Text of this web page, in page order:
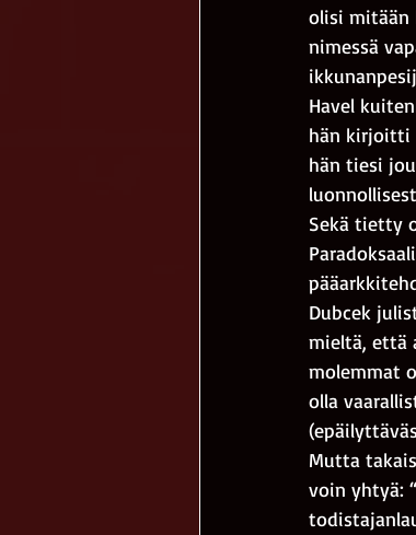
olisi mitään
nimessä
Havel
hän kirjoitti
hän tiesi
Sekä tietty
Dubcek
mieltä, että
molemmat
olla
Mutta
voin yhtyä: